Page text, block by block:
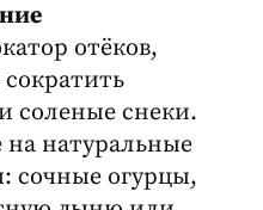
отёков,
соленые снеки.
на натуральные
сочные огурцы,